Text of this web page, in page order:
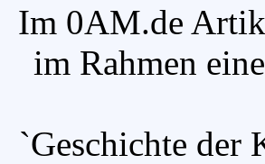
Im 0AM.de
im Rahmen
`Geschichte der